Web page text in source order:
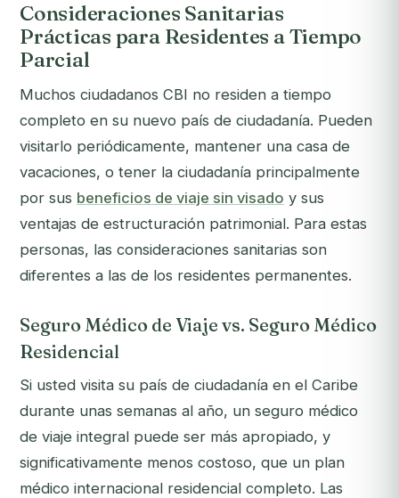
Consideraciones Sanitarias
Prácticas para Residentes a Tiempo
Parcial
Muchos ciudadanos CBI no residen a tiempo
completo en su nuevo país de ciudadanía. Pueden
visitarlo periódicamente, mantener una casa de
vacaciones, o tener la ciudadanía principalmente
por sus beneficios de viaje sin visado y sus
ventajas de estructuración patrimonial. Para estas
personas, las consideraciones sanitarias son
diferentes a las de los residentes permanentes.
Seguro Médico de Viaje vs. Seguro Médico
Residencial
Si usted visita su país de ciudadanía en el Caribe
durante unas semanas al año, un seguro médico
de viaje integral puede ser más apropiado, y
significativamente menos costoso, que un plan
médico internacional residencial completo. Las